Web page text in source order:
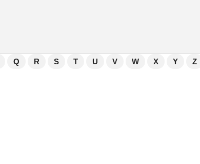
Q R S T U V W X Y Z